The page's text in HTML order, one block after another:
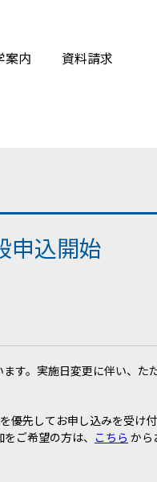
案内 資料請求
申込開始
す。実施日変更に伴い、た
優先してお申し込みを受け
ご希望の方は、 こちら から